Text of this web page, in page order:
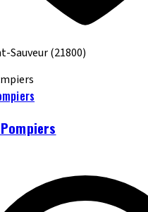
Sauveur(21800)